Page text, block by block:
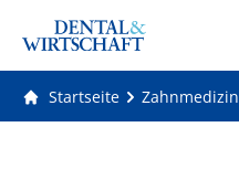
Startseite Zahnmedizin